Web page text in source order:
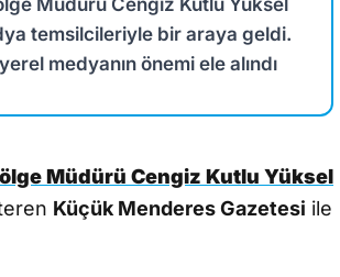
Müdürü Cengiz Kutlu Yüksel
temsilcileriyle bir araya geldi.
medyanın önemi ele alındı
Müdürü Cengiz Kutlu Yüksel
Küçük Menderes Gazetesi ile